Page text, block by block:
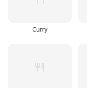
Curry